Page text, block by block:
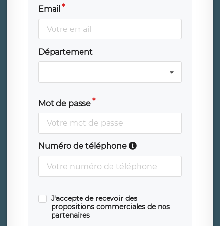
Email
Département
Mot de passe
Numéro de téléphone
J'accepte de recevoir des
propositions commerciales de nos
partenaires